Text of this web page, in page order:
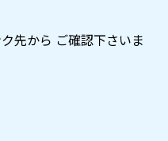
先から ご確認下さいま